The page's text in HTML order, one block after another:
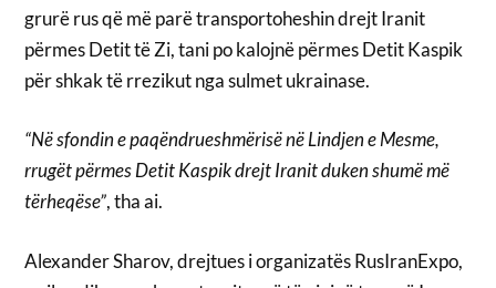
grurë rus që më parë transportoheshin drejt Iranit
përmes Detit të Zi, tani po kalojnë përmes Detit Kaspik
për shkak të rrezikut nga sulmet ukrainase.
“Në sfondin e paqëndrueshmërisë në Lindjen e Mesme,
rrugët përmes Detit Kaspik drejt Iranit duken shumë më
tërheqëse”, tha ai.
Alexander Sharov, drejtues i organizatës RusIranExpo,